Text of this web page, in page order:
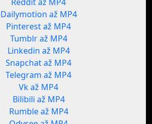
Dailymotion až MP4
Pinterest až MP4
Tumblr až MP4
Linkedin až MP4
Snapchat až MP4
Telegram až MP4
Vk až MP4
Bilibili až MP4
Rumble až MP4